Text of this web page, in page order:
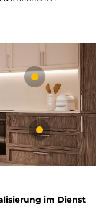
im Dienst